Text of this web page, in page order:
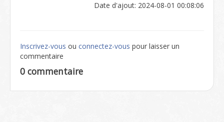
Date d'ajout: 2024-08-01 00:08:06
Inscrivez-vous ou connectez-vous pour laisser un
commentaire
0 commentaire